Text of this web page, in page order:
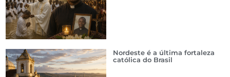
Nordeste é a última fortaleza
católica do Brasil